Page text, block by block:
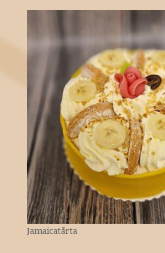
Jamaicatårta